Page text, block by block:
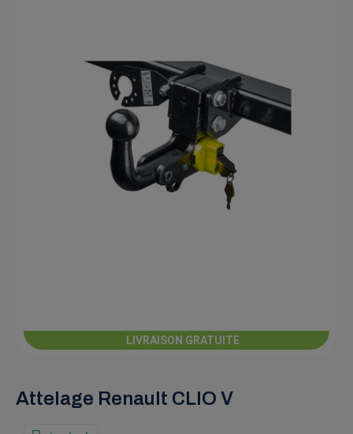
LIVRAISON GRATUITE
Attelage Renault CLIO V